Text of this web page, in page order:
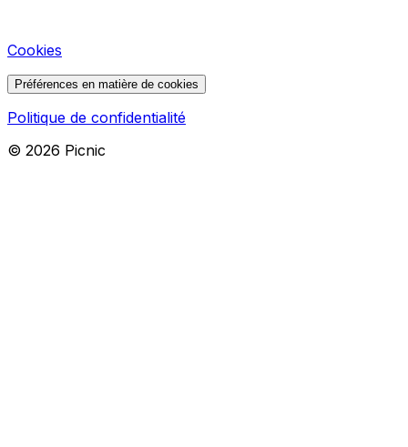
Cookies
Préférences en matière de cookies
Politique de confidentialité
© 2026 Picnic